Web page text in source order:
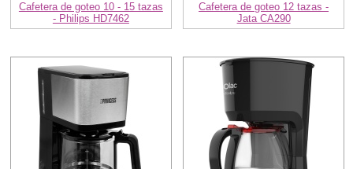
Cafetera de goteo 10 - 15 tazas
- Philips HD7462
Cafetera de goteo 12 tazas -
Jata CA290